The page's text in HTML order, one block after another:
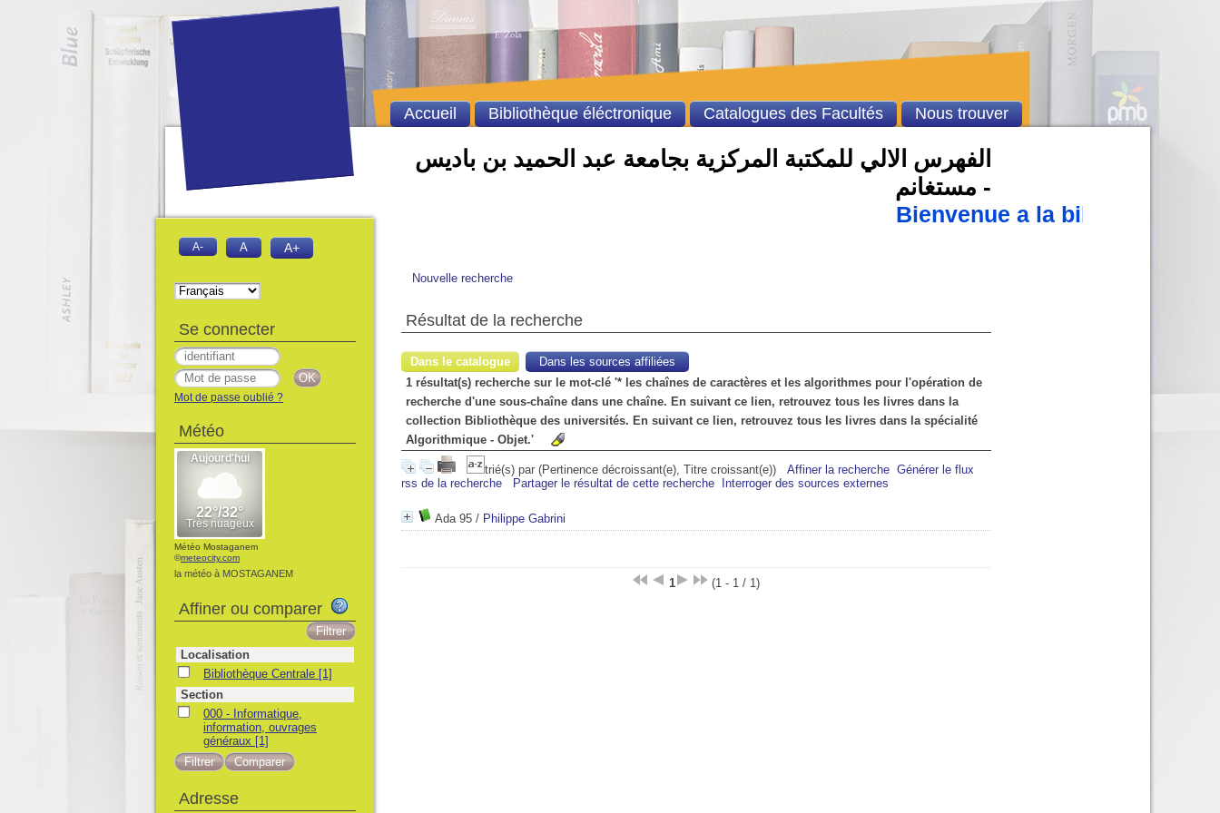
الفهرس الالي للمكتبة المركزية بجامعة عبد الحميد بن باديس
- مستغانم
Bienvenue a la bibliothèque
Nouvelle recherche
Résultat de la recherche
Dans le catalogue
Dans les sources affiliées
1 résultat(s) recherche sur le mot-clé '* les chaînes de caractères et les algorithmes pour l'opération de
recherche d'une sous-chaîne dans une chaîne. En suivant ce lien, retrouvez tous les livres dans la
collection Bibliothèque des universités. En suivant ce lien, retrouvez tous les livres dans la spécialité
Algorithmique - Objet.'
trié(s) par (Pertinence décroissant(e), Titre croissant(e)) Affiner la recherche Générer le flux
rss de la recherche
Partager le résultat de cette recherche Interroger des sources externes
Ada 95 / Philippe Gabrini
1 (1 - 1 / 1)
Accueil Bibliothèque éléctronique Catalogues des Facultés Nous trouver
A- A A+
Se connecter
Mot de passe oublié ?
Météo
Météo Mostaganem
©meteocity.com
la météo à MOSTAGANEM
Affiner ou comparer
Localisation
Bibliothèque Centrale [1]
Section
000 - Informatique,
information, ouvrages
généraux [1]
Adresse